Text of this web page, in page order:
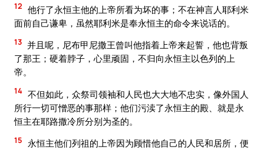
12 他行了永恒主他的上帝所看为坏的事；不在神言人耶利米
面前自己谦卑，虽然耶利米是奉永恒主的命令来说话的。
13 并且呢，尼布甲尼撒王曾叫他指着上帝来起誓，他也背叛
了那王；硬着脖子，心里顽固，不归向永恒主以色列的上
帝。
14 不但如此，众祭司领袖和人民也大大地不忠实，像外国人
所行一切可憎恶的事那样；他们污渎了永恒主的殿、就是永
恒主在耶路撒冷所分别为圣的。
15
永恒主他们列祖的上帝因为顾惜他自己的人民和居所，便